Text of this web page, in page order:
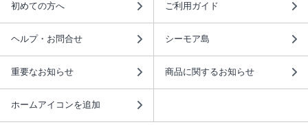
初めての方へ ご利用ガイド
ヘルプ・お問合せ シーモア島
重要なお知らせ 商品に関するお知らせ
ホームアイコンを追加